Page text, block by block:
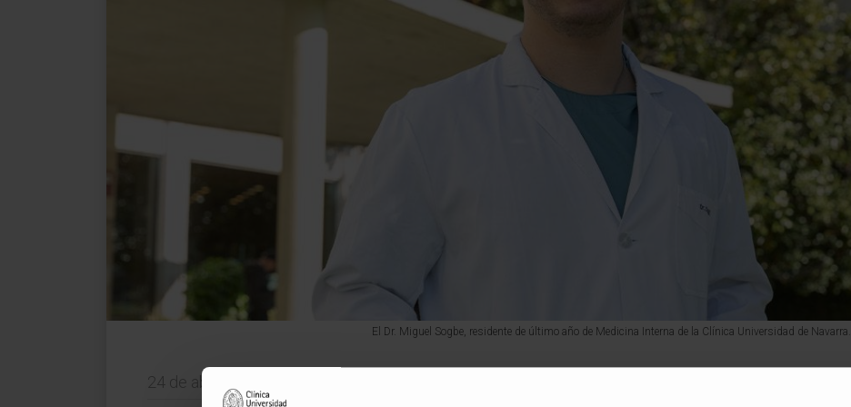
El Dr. Miguel Sogbe, residente de último año de Medicina Interna de la Clínica Universidad de Navarra.
24 de abril de 2024